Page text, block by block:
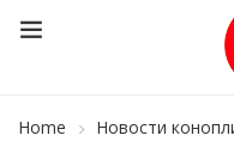
Home Новости